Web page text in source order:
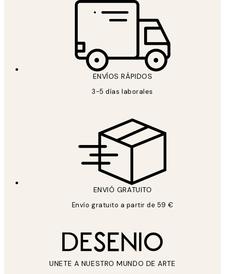
ENVÍOS RÁPIDOS
3-5 días laborales
ENVIÓ GRATUITO
Envío gratuito a partir de 59 €
UNETE A NUESTRO MUNDO DE ARTE